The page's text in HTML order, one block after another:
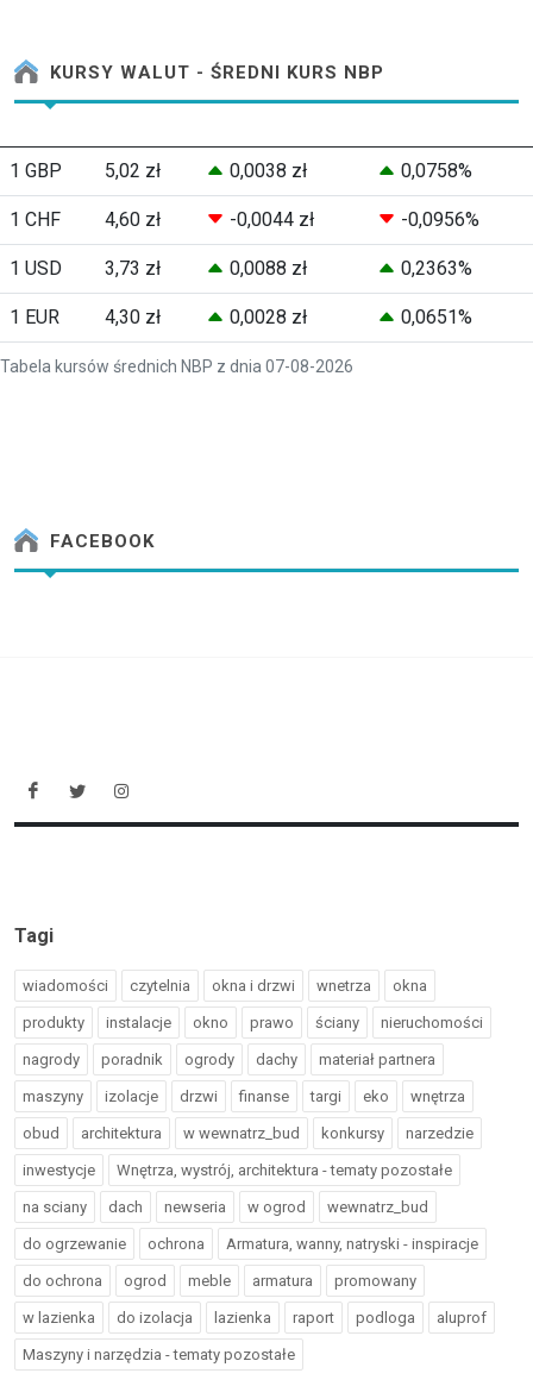
KURSY WALUT - ŚREDNI KURS NBP
Tabela kursów średnich NBP z dnia 07-08-2026
1 GBP 5,02 zł 0,0038 zł 0,0758%
1 CHF 4,60 zł -0,0044 zł -0,0956%
1 USD 3,73 zł 0,0088 zł 0,2363%
1 EUR 4,30 zł 0,0028 zł 0,0651%
FACEBOOK
Tagi
wiadomości czytelnia okna i drzwi wnetrza okna
produkty instalacje okno prawo ściany nieruchomości
nagrody poradnik ogrody dachy materiał partnera
maszyny izolacje drzwi finanse targi eko wnętrza
obud architektura w wewnatrz_bud konkursy narzedzie
inwestycje Wnętrza, wystrój, architektura - tematy pozostałe
na sciany dach newseria w ogrod wewnatrz_bud
do ogrzewanie ochrona Armatura, wanny, natryski - inspiracje
do ochrona ogrod meble armatura promowany
w lazienka do izolacja lazienka raport podloga aluprof
Maszyny i narzędzia - tematy pozostałe